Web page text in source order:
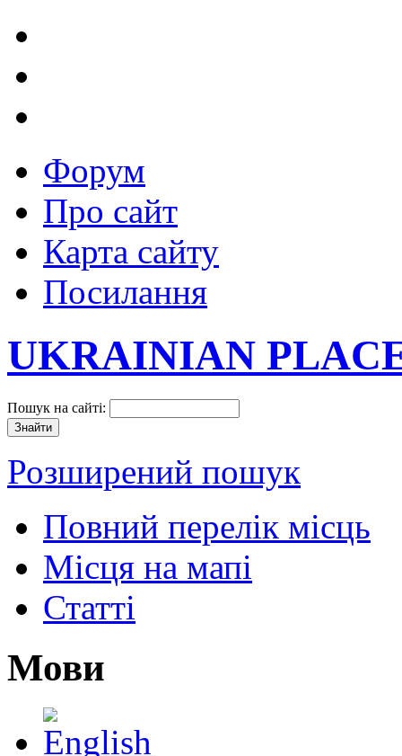
Форум
Про сайт
Карта сайту
Посилання
UKRAINIAN
Пошук на сайті:
Розширений пошук
Повний перелік місць
Місця на мапі
Статті
Мови